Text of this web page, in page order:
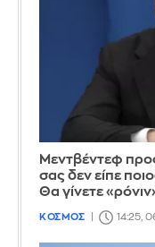
Μεντβέντεφ
σας δεν είπε
Θα γίνετε
ΚΟΣΜΟΣ 14:25,